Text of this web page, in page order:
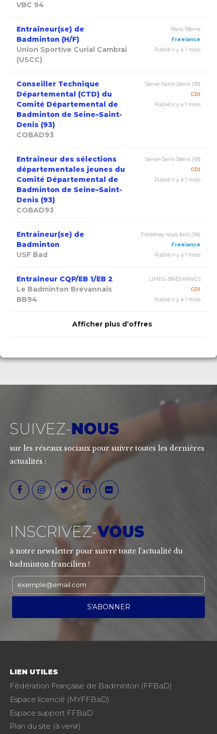
VBC 94
Entraîneur(se) de
Badminton (H/F)
Union Sportive Curial Cambrai
(USCC)
Paris 19ème
Freelance
Publié il y a 1 mois
Conseiller Technique
Départemental (CTD) du
Comité Départemental de
Badminton de Seine–Saint-
Denis (93)
COBAD93
Seine–Saint-Denis (93)
CDI
Publié il y a 1 mois
Entraîneur des sélections
départementales jeunes du
Comité Départemental de
Badminton de Seine–Saint-
Denis (93)
COBAD93
Seine–Saint-Denis (93)
CDI
Publié il y a 1 mois
Entraineur(se) de
Badminton
USF Bad
Fontenay-sous-bois (94)
Freelance
Publié il y a 1 mois
Entraîneur CQP/EB 1/EB 2
Le Badminton Brévannais
BB94
LIMEIL-BRÉVANNES
CDI
Publié il y a 1 mois
Afficher plus d’offres
SUIVEZ-NOUS
sur les réseaux sociaux pour suivre toutes les dernières
actualités :
INSCRIVEZ-VOUS
à notre newsletter pour suivre toute l'actualité du
badminton francilien !
LIEN UTILES
Fédération Française de Badminton (FFBaD)
Espace licencié (MYFFBaD)
Espace support FFBaD
Plan du site (à venir)